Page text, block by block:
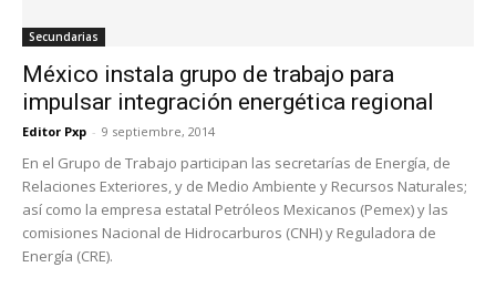
Secundarias
México instala grupo de trabajo para
impulsar integración energética regional
Editor Pxp - 9 septiembre, 2014
En el Grupo de Trabajo participan las secretarías de Energía, de
Relaciones Exteriores, y de Medio Ambiente y Recursos Naturales;
así como la empresa estatal Petróleos Mexicanos (Pemex) y las
comisiones Nacional de Hidrocarburos (CNH) y Reguladora de
Energía (CRE).